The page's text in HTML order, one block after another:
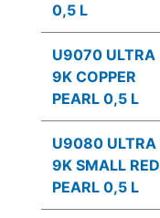
0,5 L
U9070 ULTRA
9K COPPER
PEARL 0,5 L
U9080 ULTRA
9K SMALL RED
PEARL 0,5 L